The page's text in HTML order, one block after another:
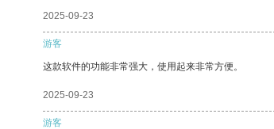
2025-09-23
游客
这款软件的功能非常强大，使用起来非常方便。
2025-09-23
游客